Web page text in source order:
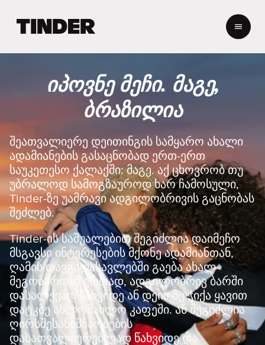
e
r
H
o
e
იპოვნე მეჩი. მაგე,
ბრაზილია
შეათვალიერე დეითინგის სამყარო ახალი
ადამიანების გასაცნობად ერთ-ერთ
საუკეთესო ქალაქში: მაგე. აქ ცხოვრობ თუ
უბრალოდ სამოგზაუროდ ხარ ჩამოსული,
Tinder-ზე უამრავი ადგილობრივის გაცნობას
შეძლებ.
Tinder-ის საშუალებით შეგიძლია დაიმეჩო
მსგავსი ინტერესების მქონე ადამიანთან,
ღამის თავგადასავლებში გაება ახალ
მეგობართან ერთად, ადგილობრივ ბარში
დასალევად წახვიდე ან დეითზე ჭიქა ყავით
დატკბე ახლომახლო კაფეში. ან შეგიძლია
ღირსშესანიშნაობების
დასათვალიერებლად წახვიდე და